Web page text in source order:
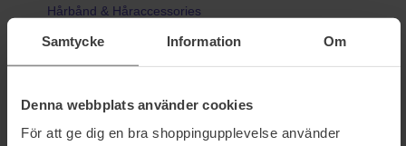
Samtycke Information Om
Denna webbplats använder cookies
För att ge dig en bra shoppingupplevelse använder
Hårbånd & Håraccessories
Blowout Tie in Mulberry Silk Large